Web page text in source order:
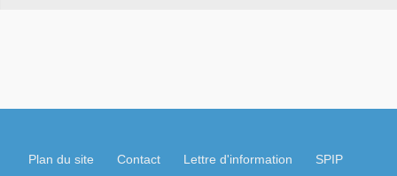
Plan du site Contact Lettre d'information SPIP